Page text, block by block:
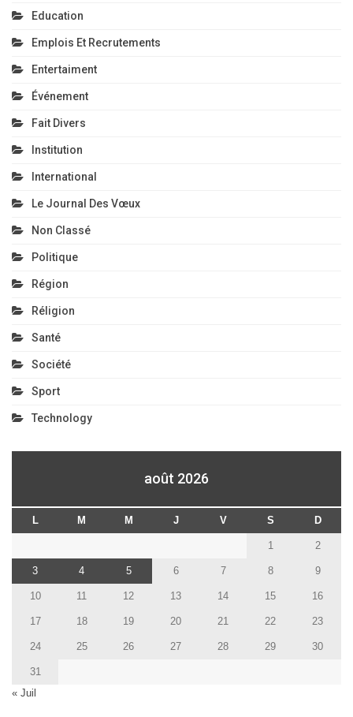
Education
Emplois Et Recrutements
Entertaiment
Événement
Fait Divers
Institution
International
Le Journal Des Vœux
Non Classé
Politique
Région
Réligion
Santé
Société
Sport
Technology
août 2026
L M M J V S D
1 2
3 4 5 6 7 8 9
10 11 12 13 14 15 16
17 18 19 20 21 22 23
24 25 26 27 28 29 30
31
« Juil